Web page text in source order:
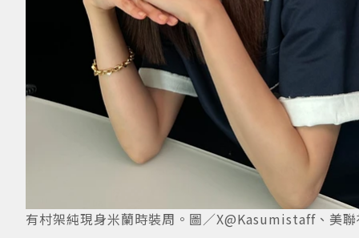
有村架純現身米蘭時裝周。圖／X@Kasumistaff、美